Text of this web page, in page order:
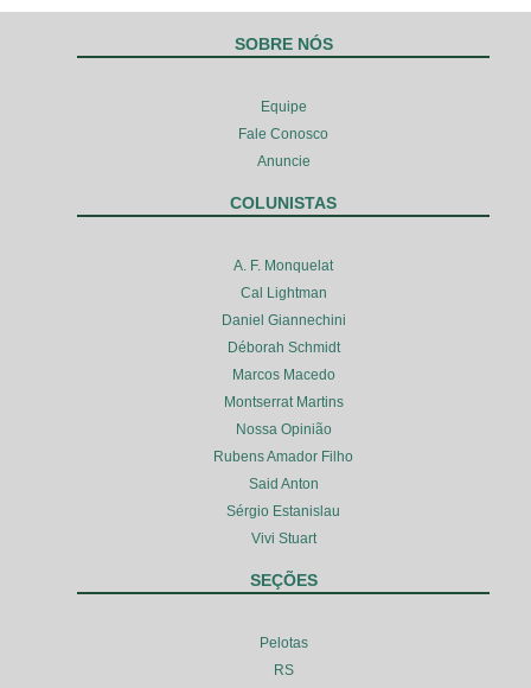
SOBRE NÓS
Equipe
Fale Conosco
Anuncie
COLUNISTAS
A. F. Monquelat
Cal Lightman
Daniel Giannechini
Déborah Schmidt
Marcos Macedo
Montserrat Martins
Nossa Opinião
Rubens Amador Filho
Said Anton
Sérgio Estanislau
Vivi Stuart
SEÇÕES
Pelotas
RS